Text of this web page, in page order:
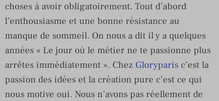
choses à avoir obligatoirement. Tout d’abord
l’enthousiasme et une bonne résistance au
manque de sommeil. On nous a dit il y a quelques
années « Le jour où le métier ne te passionne plus
arrêtes immédiatement ». Chez Gloryparis c’est la
passion des idées et la création pure c’est ce qui
nous motive oui. Nous n’avons pas réellement de